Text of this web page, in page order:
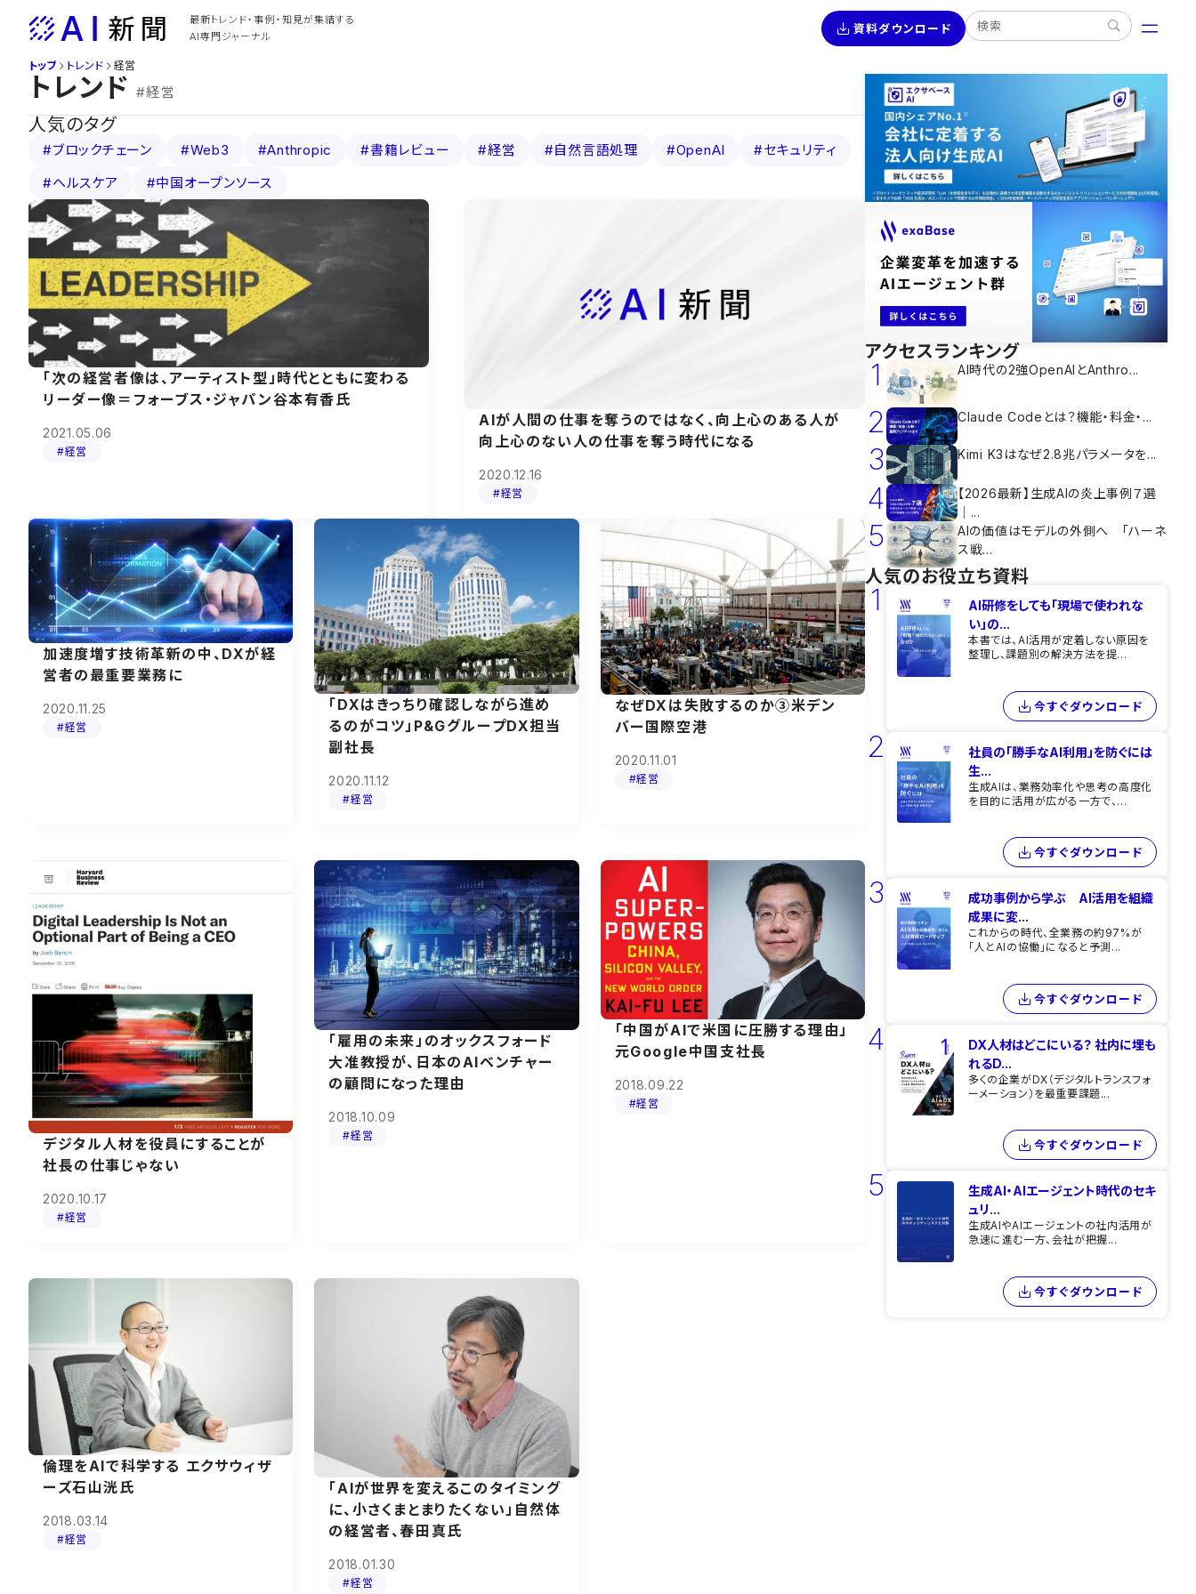
最新トレンド・事例・知見が集結する
AI専門ジャーナル
資料ダウンロード
トップ トレンド 経営
トレンド #経営
人気のタグ
#ブロックチェーン #Web3 #Anthropic #書籍レビュー #経営 #自然言語処理 #OpenAI
#セキュリティ
#ヘルスケア
#中国オープンソース
「次の経営者像は、アーティスト型」時代とともに変わる
リーダー像＝フォーブス・ジャパン谷本有香氏
2021.05.06
#経営
AIが人間の仕事を奪うのではなく、向上心のある人が
向上心のない人の仕事を奪う時代になる
2020.12.16
#経営
加速度増す技術革新の中、DXが経
営者の最重要業務に
2020.11.25
#経営
「DXはきっちり確認しながら進め
るのがコツ」P&GグループDX担当
副社長
2020.11.12
#経営
なぜDXは失敗するのか③米デン
バー国際空港
2020.11.01
#経営
デジタル人材を役員にすることが
社長の仕事じゃない
2020.10.17
#経営
「雇用の未来」のオックスフォード
大准教授が、日本のAIベンチャー
の顧問になった理由
2018.10.09
#経営
「中国がAIで米国に圧勝する理由」
元Google中国支社長
2018.09.22
#経営
倫理をAIで科学する エクサウィザ
ーズ石山洸氏
2018.03.14
#経営
「AIが世界を変えるこのタイミング
に、小さくまとまりたくない」自然体
の経営者、春田真氏
2018.01.30
#経営
アクセスランキング
1 AI時代の2強OpenAIとAnthro...
2 Claude Codeとは？機能・料金・...
3 Kimi K3はなぜ2.8兆パラメータを...
4
【2026最新】生成AIの炎上事例７選
｜...
5
AIの価値はモデルの外側へ 「ハーネ
ス戦...
人気のお役立ち資料
1
AI研修をしても​「現場で使われな
い」の...
本書では、AI活用が定着しない原因を
整理し、課題別の解決方法を提...
今すぐダウンロード
2
社員の「勝手なAI利用」を​防ぐには​
生...
生成AIは、業務効率化や思考の高度化
を目的に活用が広がる一方で、...
今すぐダウンロード
3
成功事例から学ぶ AI活用を組織
成果に変...
これからの時代、全業務の約97%が
「人とAIの協働」になると予測...
今すぐダウンロード
4
DX人材はどこにいる？ 社内に埋も
れるD...
多くの企業がDX（デジタルトランスフォ
ーメーション）を最重要課題...
今すぐダウンロード
5
生成AI・AIエージェント時代のセキ
ュリ...
生成AIやAIエージェントの社内活用が
急速に進む一方、会社が把握...
今すぐダウンロード